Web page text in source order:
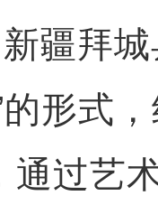
拜城
的形式
通过艺